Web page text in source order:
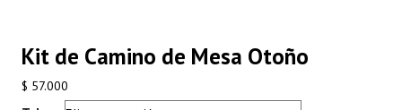
Kit de Camino de Mesa Otoño
$ 57.000